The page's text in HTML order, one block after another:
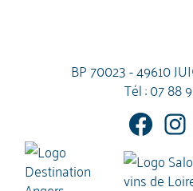
BP 70023 - 49610
Tél :07 88